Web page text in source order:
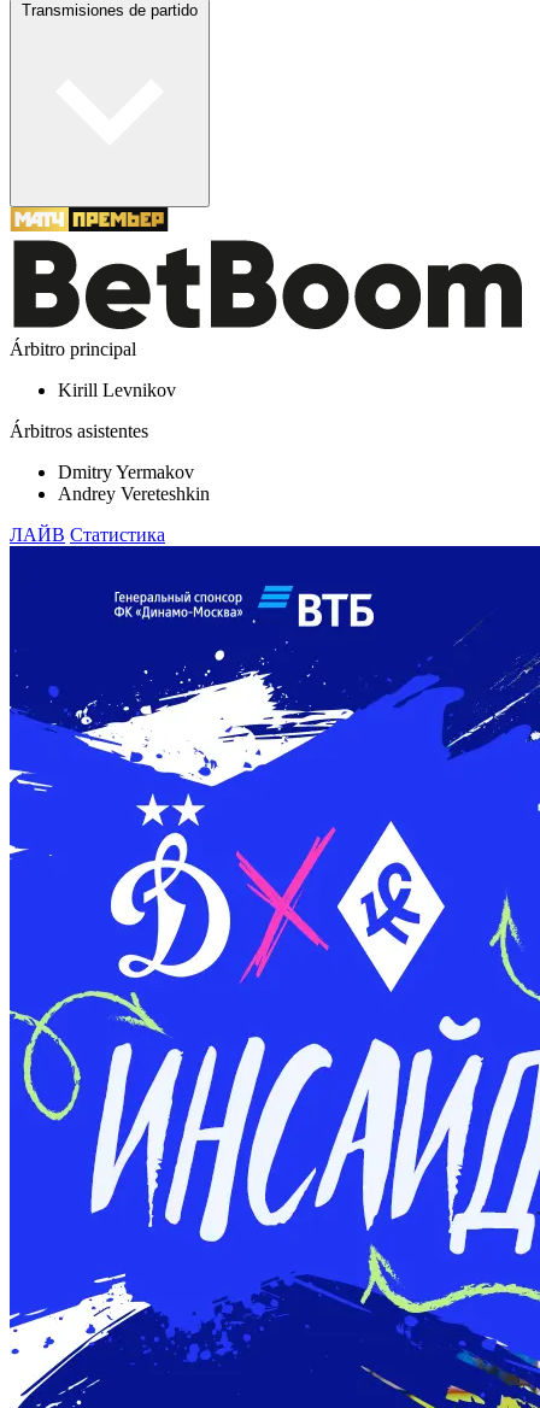
Transmisiones de partido
Árbitro principal
Kirill Levnikov
Árbitros asistentes
Dmitry Yermakov
Andrey Vereteshkin
ЛАЙВ Статистика